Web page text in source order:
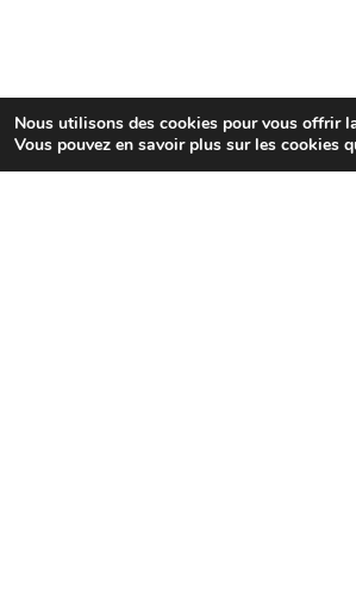
Nous utilisons des cookies pour vous offrir
Vous pouvez en savoir plus sur les cookies